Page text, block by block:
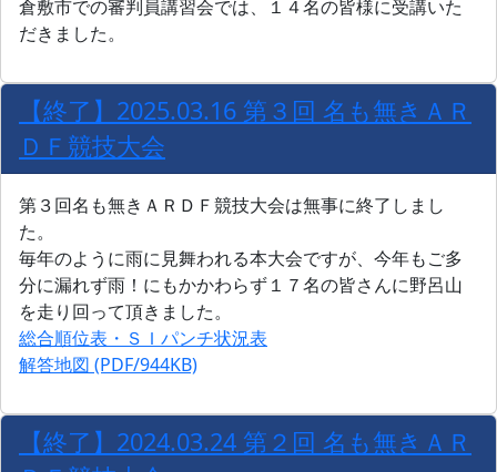
倉敷市での審判員講習会では、１４名の皆様に受講いた
だきました。
【終了】2025.03.16 第３回 名も無きＡＲ
ＤＦ競技大会
第３回名も無きＡＲＤＦ競技大会は無事に終了しまし
た。
毎年のように雨に見舞われる本大会ですが、今年もご多
分に漏れず雨！にもかかわらず１７名の皆さんに野呂山
を走り回って頂きました。
総合順位表・ＳＩパンチ状況表
解答地図 (PDF/944KB)
【終了】2024.03.24 第２回 名も無きＡＲ